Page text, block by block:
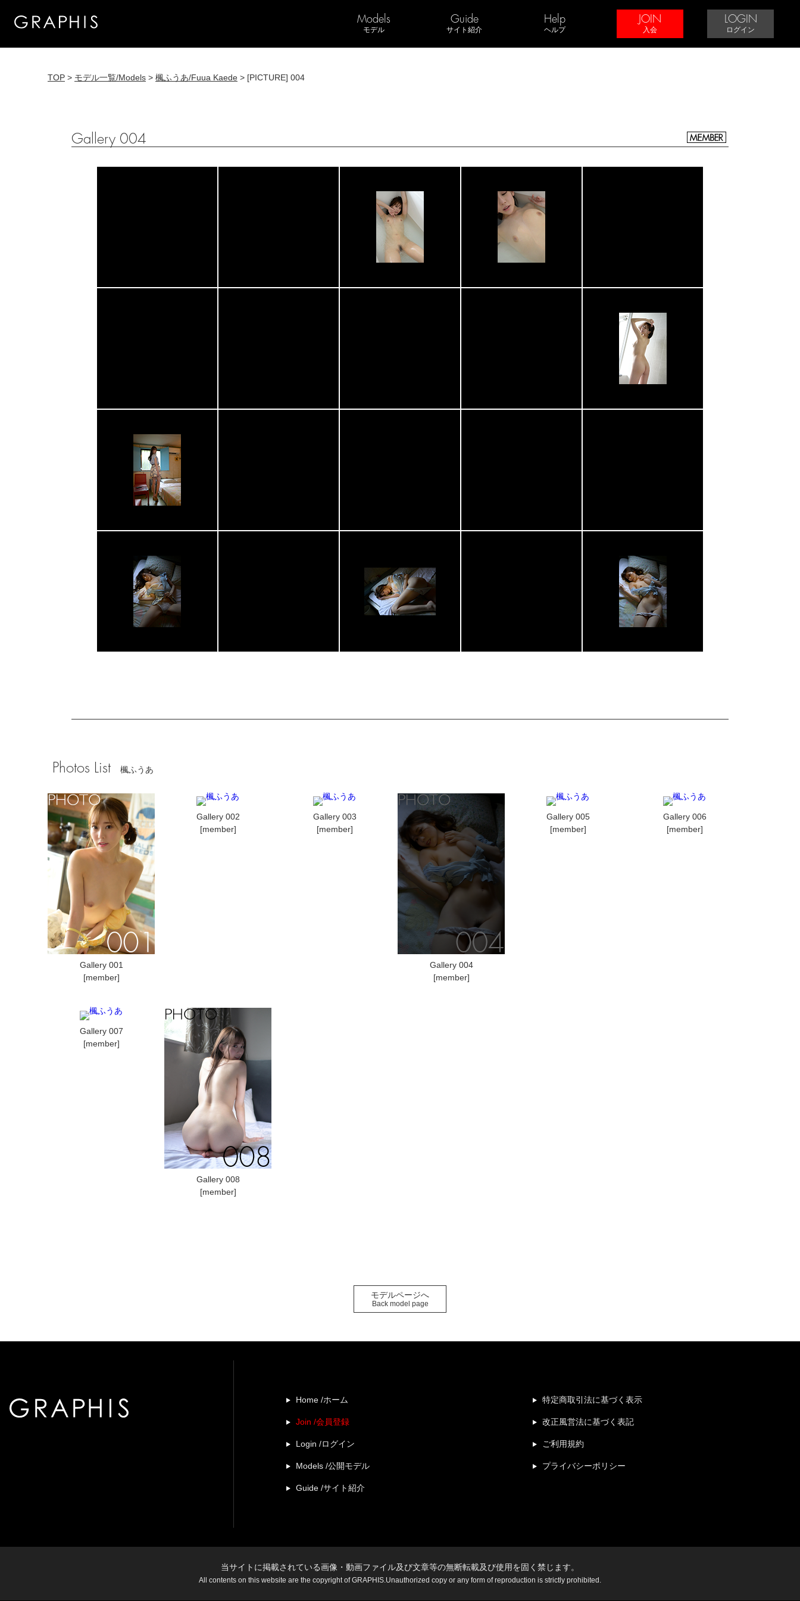
Models
モデル
Guide
サイト紹介
Help
ヘルプ
JOIN
入会
LOGIN
ログイン
TOP > モデル一覧/Models > 楓ふうあ/Fuua Kaede > [PICTURE] 004
Gallery 004
Photos List 楓ふうあ
Gallery 001
[member]
Gallery 002
[member]
Gallery 003
[member]
Gallery 004
[member]
Gallery 005
[member]
Gallery 006
[member]
Gallery 007
[member]
Gallery 008
[member]
モデルページへ
Back model page
Home /ホーム
Join /会員登録
Login /ログイン
Models /公開モデル
Guide /サイト紹介
特定商取引法に基づく表示
改正風営法に基づく表記
ご利用規約
プライバシーポリシー
当サイトに掲載されている画像・動画ファイル及び文章等の無断転載及び使用を固く禁じます。
All contents on this website are the copyright of GRAPHIS.Unauthorized copy or any form of reproduction is strictly prohibited.